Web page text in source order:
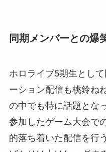
同期メンバーとの爆
ホロライブ5期生とし
ーション配信も桃鈴ね
の中でも特に話題とな
参加したゲーム大会で
的落ち着いた配信を行